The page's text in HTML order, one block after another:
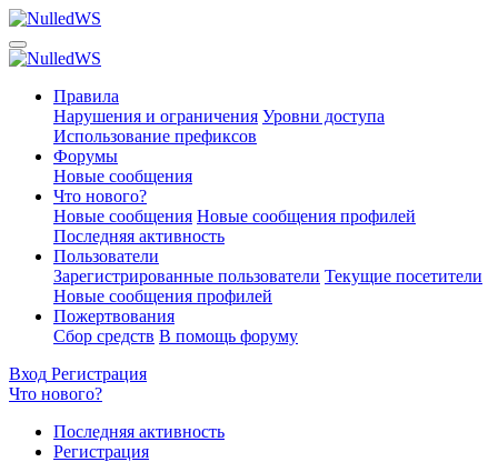
Правила
Нарушения и ограничения Уровни доступа
Использование префиксов
Форумы
Новые сообщения
Что нового?
Новые сообщения Новые сообщения профилей
Последняя активность
Пользователи
Зарегистрированные пользователи Текущие посетители
Новые сообщения профилей
Пожертвования
Сбор средств В помощь форуму
Вход Регистрация
Что нового?
Последняя активность
Регистрация